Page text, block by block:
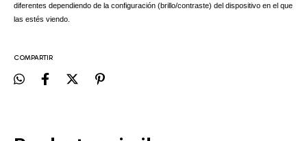
diferentes dependiendo de la configuración (brillo/contraste) del dispositivo en el que
las estés viendo.
COMPARTIR